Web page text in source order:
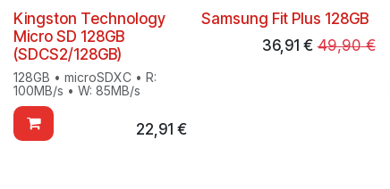
Kingston Technology
Micro SD 128GB
(SDCS2/128GB)
128GB • microSDXC • R:
100MB/s • W: 85MB/s
22,91 €
Samsung Fit Plus 128GB
36,91 € 49,90€